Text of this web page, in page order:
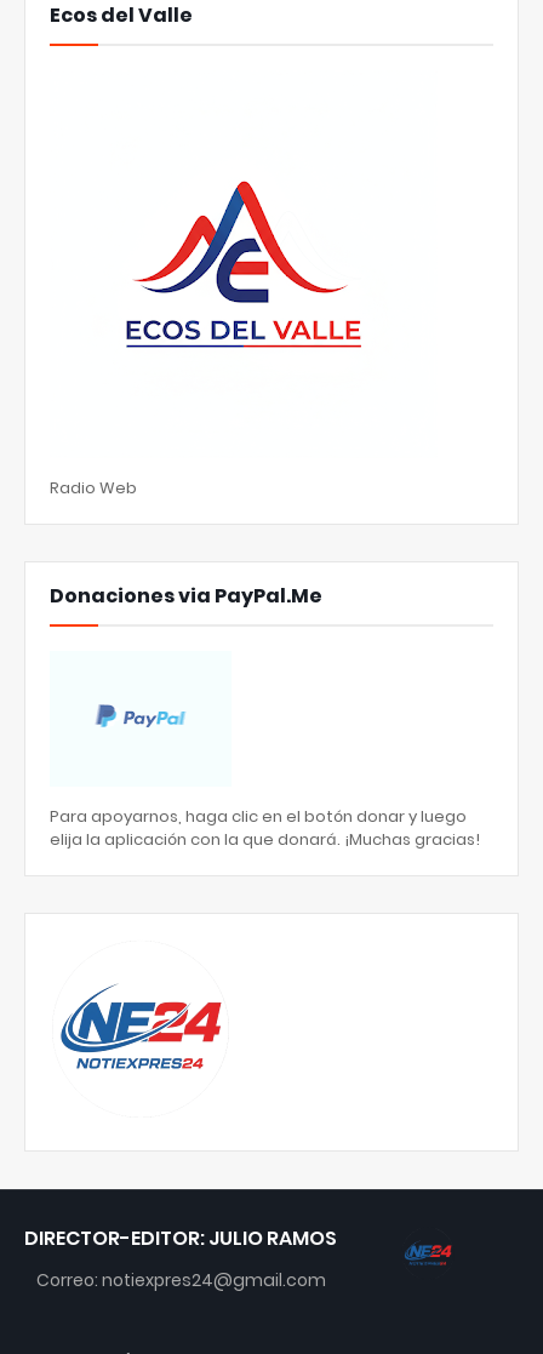
Ecos del Valle
Radio Web
Donaciones via PayPal.Me
Para apoyarnos, haga clic en el botón donar y luego
elija la aplicación con la que donará. ¡Muchas gracias!
DIRECTOR-EDITOR: JULIO RAMOS
Correo: notiexpres24@gmail.com